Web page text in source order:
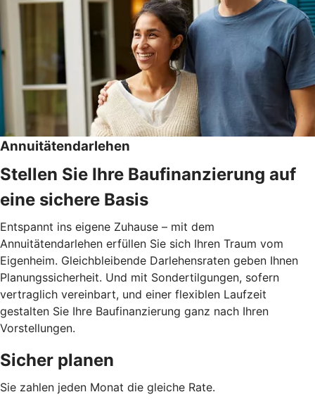
Annuitätendarlehen
Stellen Sie Ihre Baufinanzierung auf
eine sichere Basis
Entspannt ins eigene Zuhause – mit dem
Annuitätendarlehen erfüllen Sie sich Ihren Traum vom
Eigenheim. Gleichbleibende Darlehensraten geben Ihnen
Planungssicherheit. Und mit Sondertilgungen, sofern
vertraglich vereinbart, und einer flexiblen Laufzeit
gestalten Sie Ihre Baufinanzierung ganz nach Ihren
Vorstellungen.
Sicher planen
Sie zahlen jeden Monat die gleiche Rate.